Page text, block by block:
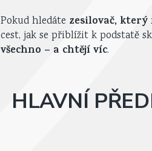
Pokud hledáte zesilovač,
cest, jak se přiblížit k podstatě
všechno – a chtějí víc.
HLAVNÍ